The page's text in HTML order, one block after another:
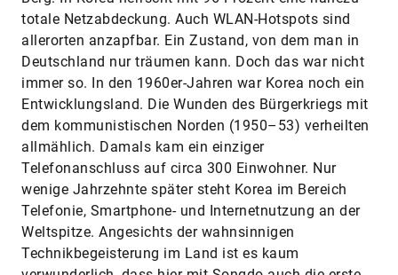
totale Netzabdeckung. Auch WLAN-Hotspots sind
allerorten anzapfbar. Ein Zustand, von dem man in
Deutschland nur träumen kann. Doch das war nicht
immer so. In den 1960er-Jahren war Korea noch ein
Entwicklungsland. Die Wunden des Bürgerkriegs mit
dem kommunistischen Norden (1950–53) verheilten
allmählich. Damals kam ein einziger
Telefonanschluss auf circa 300 Einwohner. Nur
wenige Jahrzehnte später steht Korea im Bereich
Telefonie, Smartphone- und Internetnutzung an der
Weltspitze. Angesichts der wahnsinnigen
Technikbegeisterung im Land ist es kaum